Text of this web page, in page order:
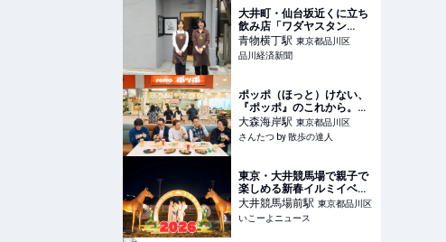
大井町・仙台坂近くに立ち
飲み店「ワダヤスタン
ド」 2軒隣の酒店が開業
青物横丁駅 東京都品川区
品川経済新聞
ポッポ（ほっと）けない、
『ポッポ』のこれから。実
は本社は大森なのだ！｜さ
んたつ by 散歩の達人
大森海岸駅 東京都品川区
さんたつ by 散歩の達人
東京・大井競馬場で親子で
楽しめる新春イルミイベン
ト開催 午年生まれは入場
無料！
大井競馬場前駅 東京都品川区
いこーよニュース